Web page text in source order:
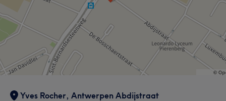
Yves Rocher, Antwerpen Abdijstraat